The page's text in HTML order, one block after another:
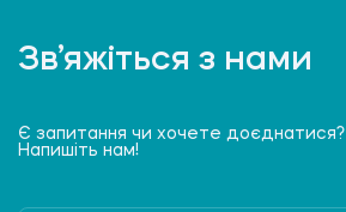
Зв’яжіться з нами
Є запитання чи хочете доєднатися?
Напишіть нам!